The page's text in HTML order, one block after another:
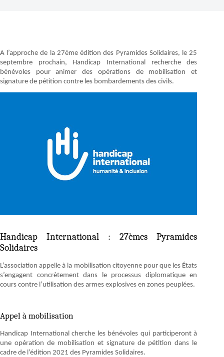
A l’approche de la 27ème édition des Pyramides Solidaires, le 25
septembre prochain, Handicap International recherche des
bénévoles pour animer des opérations de mobilisation et
signature de pétition contre les bombardements des civils.
Handicap International : 27èmes Pyramides
Solidaires
L’association appelle à la mobilisation citoyenne pour que les États
s’engagent concrètement dans le processus diplomatique en
cours contre l’utilisation des armes explosives en zones peuplées.
Appel à mobilisation
Handicap International cherche les bénévoles qui participeront à
une opération de mobilisation et signature de pétition dans le
cadre de l’édition 2021 des Pyramides Solidaires.